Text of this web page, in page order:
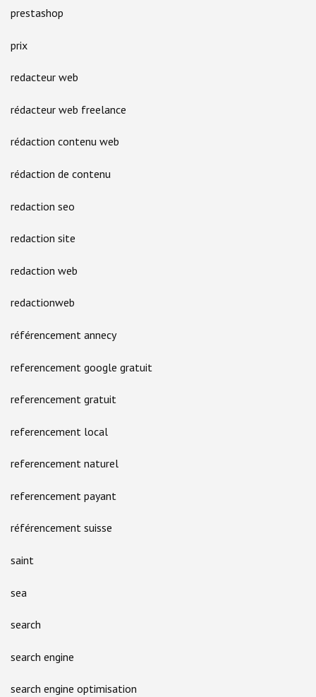
prestashop
prix
redacteur web
rédacteur web freelance
rédaction contenu web
rédaction de contenu
redaction seo
redaction site
redaction web
redactionweb
référencement annecy
referencement google gratuit
referencement gratuit
referencement local
referencement naturel
referencement payant
référencement suisse
saint
sea
search
search engine
search engine optimisation